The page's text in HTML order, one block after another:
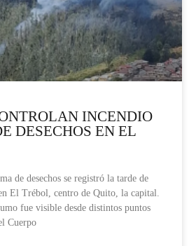
INCENDIO
DESECHOS EN EL
de desechos se registró la tarde de
El Trébol, centro de Quito, la capital.
fue visible desde distintos puntos
Cuerpo